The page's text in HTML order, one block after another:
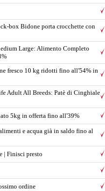
box Bidone porta crocchette con
Large: Alimento Completo
fresco 10 kg ridotti fino all'54% in
Adult All Breeds: Patè di Cinghiale
5kg in offerta fino all'39%
e acqua già in saldo fino al
| Finisci presto
ordine